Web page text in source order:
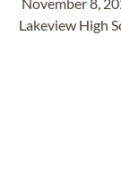
Lakeview High